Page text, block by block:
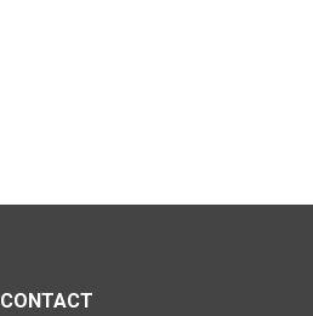
CONTACT